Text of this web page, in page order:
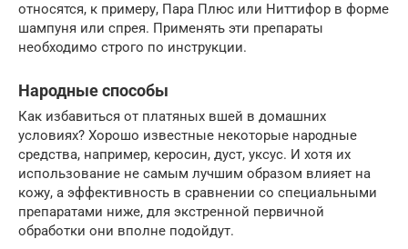
относятся, к примеру, Пара Плюс или Ниттифор в форме
шампуня или спрея. Применять эти препараты
необходимо строго по инструкции.
Народные способы
Как избавиться от платяных вшей в домашних
условиях? Хорошо известные некоторые народные
средства, например, керосин, дуст, уксус. И хотя их
использование не самым лучшим образом влияет на
кожу, а эффективность в сравнении со специальными
препаратами ниже, для экстренной первичной
обработки они вполне подойдут.